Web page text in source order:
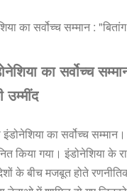
का सर्वोच्च
इंडोनेशिया का सर्वोच्च
किया गया। इंडोनेशिया के
के बीच मजबूत होते